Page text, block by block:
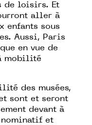
de loisirs. Et
aller à
enfants sous
Aussi, Paris
en vue de
mobilité
des musées,
sont et seront
devant à
nominatif et